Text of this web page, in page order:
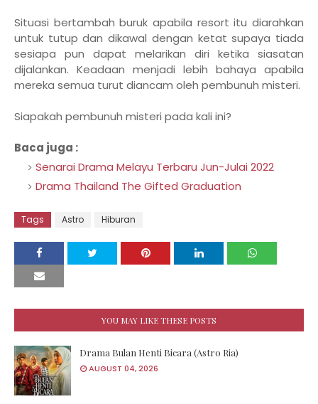
Situasi bertambah buruk apabila resort itu diarahkan
untuk tutup dan dikawal dengan ketat supaya tiada
sesiapa pun dapat melarikan diri ketika siasatan
dijalankan. Keadaan menjadi lebih bahaya apabila
mereka semua turut diancam oleh pembunuh misteri.
Siapakah pembunuh misteri pada kali ini?
Baca juga :
Senarai Drama Melayu Terbaru Jun-Julai 2022
Drama Thailand The Gifted Graduation
Tags Astro Hiburan
YOU MAY LIKE THESE POSTS
Drama Bulan Henti Bicara (Astro Ria)
AUGUST 04, 2026